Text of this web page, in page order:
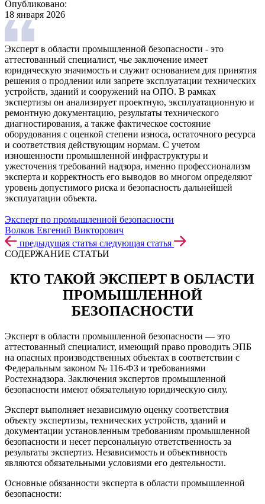
Опубликовано:
18 января 2026
Эксперт в области промышленной безопасности - это
аттестованный специалист, чье заключение имеет
юридическую значимость и служит основанием для принятия
решения о продлении или запрете эксплуатации технических
устройств, зданий и сооружений на ОПО. В рамках
экспертизы он анализирует проектную, эксплуатационную и
ремонтную документацию, результаты технического
диагностирования, а также фактическое состояние
оборудования с оценкой степени износа, остаточного ресурса
и соответствия действующим нормам. С учетом
изношенности промышленной инфраструктуры и
ужесточения требований надзора, именно профессионализм
эксперта и корректность его выводов во многом определяют
уровень допустимого риска и безопасность дальнейшей
эксплуатации объекта.
Эксперт по промышленной безопасности
Волков Евгений Викторович
предыдущая статья следующая статья
СОДЕРЖАНИЕ СТАТЬИ
КТО ТАКОЙ ЭКСПЕРТ В ОБЛАСТИ
ПРОМЫШЛЕННОЙ
БЕЗОПАСНОСТИ
Эксперт в области промышленной безопасности — это
аттестованный специалист, имеющий право проводить ЭПБ
на опасных производственных объектах в соответствии с
Федеральным законом № 116-ФЗ и требованиями
Ростехнадзора. Заключения экспертов промышленной
безопасности имеют обязательную юридическую силу.
Эксперт выполняет независимую оценку соответствия
объекту экспертизы, технических устройств, зданий и
документации установленным требованиям промышленной
безопасности и несет персональную ответственность за
результаты экспертиз. Независимость и объективность
являются обязательными условиями его деятельности.
Основные обязанности эксперта в области промышленной
безопасности: